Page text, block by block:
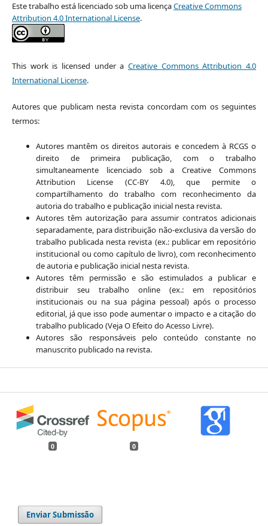
Este trabalho está licenciado sob uma licençaCreative Commons
Attribution 4.0 International License.
This work is licensed under aCreative Commons Attribution 4.0
International License.
Autores que publicam nesta revista concordam com os seguintes
termos:
Autores mantêm os direitos autorais e concedem à RCGS o
direito de primeira publicação, com o trabalho
simultaneamente licenciado sob a Creative Commons
Attribution License (CC-BY 4.0), que permite o
compartilhamento do trabalho com reconhecimento da
autoria do trabalho e publicação inicial nesta revista.
Autores têm autorização para assumir contratos adicionais
separadamente, para distribuição não-exclusiva da versão do
trabalho publicada nesta revista (ex.: publicar em repositório
institucional ou como capítulo de livro), com reconhecimento
de autoria e publicação inicial nesta revista.
Autores têm permissão e são estimulados a publicar e
distribuir seu trabalho online (ex.: em repositórios
institucionais ou na sua página pessoal) após o processo
editorial, já que isso pode aumentar o impacto e a citação do
trabalho publicado (Veja O Efeito do Acesso Livre).
Autores são responsáveis pelo conteúdo constante no
manuscrito publicado na revista.
0 0
Enviar Submissão